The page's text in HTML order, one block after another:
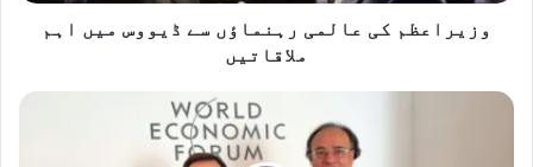
ل
وزیراعظم کی عالمی رہنماؤں سے ڈیووس میں اہم
ملاقاتیں
ن